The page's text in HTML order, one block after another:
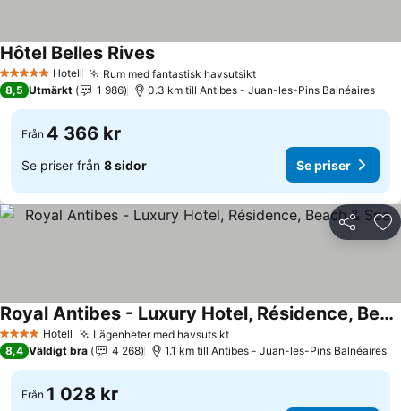
5 Stjärnor Hotell Rum med fantastisk havsutsiktSe priser
Hôtel Belles RivesSe priser
8,5 Utmärkt 1 986 0.3 km till Antibes - Juan-les-Pins Balnéaires
Från 4 366 kr
Se priser från 8 sidor Se priser
Dela
4 StjärnorHotell Lägenheter med havsutsiktSe priser
Royal Antibes - Luxury Hotel, Résidence, Beach & Spa
Se priser
8,4 Väldigt bra 4 268 1.1 km till Antibes - Juan-les-Pins Balnéaires
Från 1 028 kr